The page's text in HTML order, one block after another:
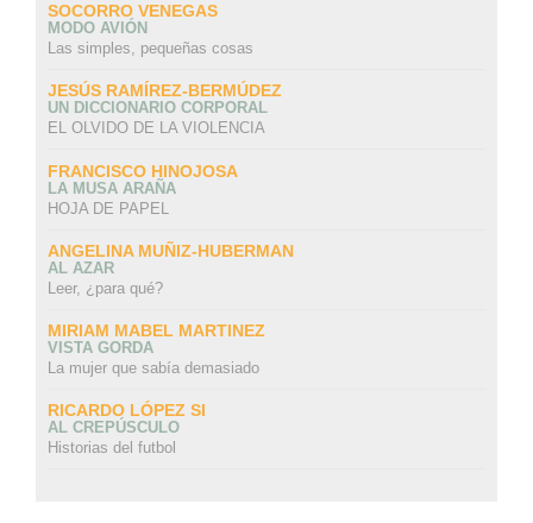
SOCORRO VENEGAS
MODO AVIÓN
Las simples, pequeñas cosas
JESÚS RAMÍREZ-BERMÚDEZ
UN DICCIONARIO CORPORAL
EL OLVIDO DE LA VIOLENCIA
FRANCISCO HINOJOSA
LA MUSA ARAÑA
HOJA DE PAPEL
ANGELINA MUÑIZ-HUBERMAN
AL AZAR
Leer, ¿para qué?
MIRIAM MABEL MARTINEZ
VISTA GORDA
La mujer que sabía demasiado
RICARDO LÓPEZ SI
AL CREPÚSCULO
Historias del futbol